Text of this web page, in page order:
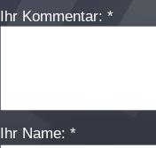
Ihr Kommentar: *
Ihr Name: *